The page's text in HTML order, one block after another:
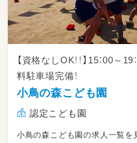
【資格なしOK！！】15：00
料駐車場完備！
小鳥の森こども園
認定こども園
小鳥の森こども園の求人一覧を